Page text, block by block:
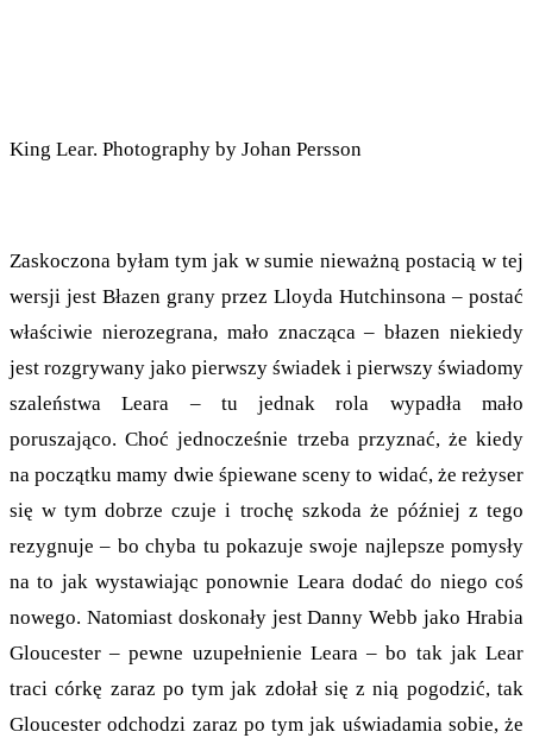
King Lear. Photography by Johan Persson
Zaskoczona byłam tym jak w sumie nieważną postacią w tej
wersji jest Błazen grany przez Lloyda Hutchinsona – postać
właściwie nierozegrana, mało znacząca – błazen niekiedy
jest rozgrywany jako pierwszy świadek i pierwszy świadomy
szaleństwa Leara – tu jednak rola wypadła mało
poruszająco. Choć jednocześnie trzeba przyznać, że kiedy
na początku mamy dwie śpiewane sceny to widać, że reżyser
się w tym dobrze czuje i trochę szkoda że później z tego
rezygnuje – bo chyba tu pokazuje swoje najlepsze pomysły
na to jak wystawiając ponownie Leara dodać do niego coś
nowego. Natomiast doskonały jest Danny Webb jako Hrabia
Gloucester – pewne uzupełnienie Leara – bo tak jak Lear
traci córkę zaraz po tym jak zdołał się z nią pogodzić, tak
Gloucester odchodzi zaraz po tym jak uświadamia sobie, że